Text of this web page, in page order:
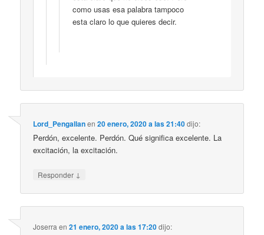
como usas esa palabra tampoco
esta claro lo que quieres decir.
Lord_Pengallanen20 enero, 2020 a las 21:40dijo:
Perdón, excelente. Perdón. Qué significa excelente. La
excitación, la excitación.
Responder ↓
Joserra en21 enero, 2020 a las 17:20dijo: